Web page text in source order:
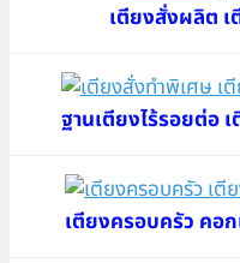
เตียงสั่งผลิต
ฐานเตียงไร้รอยต่อ
เตียงครอบครัว คอ